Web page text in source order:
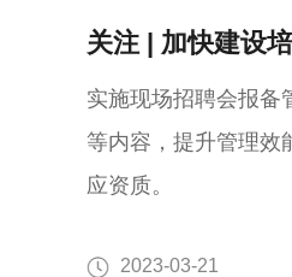
关注 | 加快建设
实施现场招聘会报备
等内容，提升管理效
应资质。
2023-03-21